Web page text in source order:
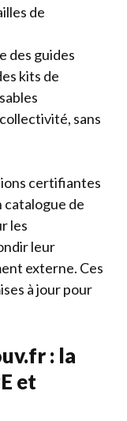
de
des guides
kits de
sans
certifiantes
catalogue de
les
leur
externe. Ces
à jour pour
: la
et